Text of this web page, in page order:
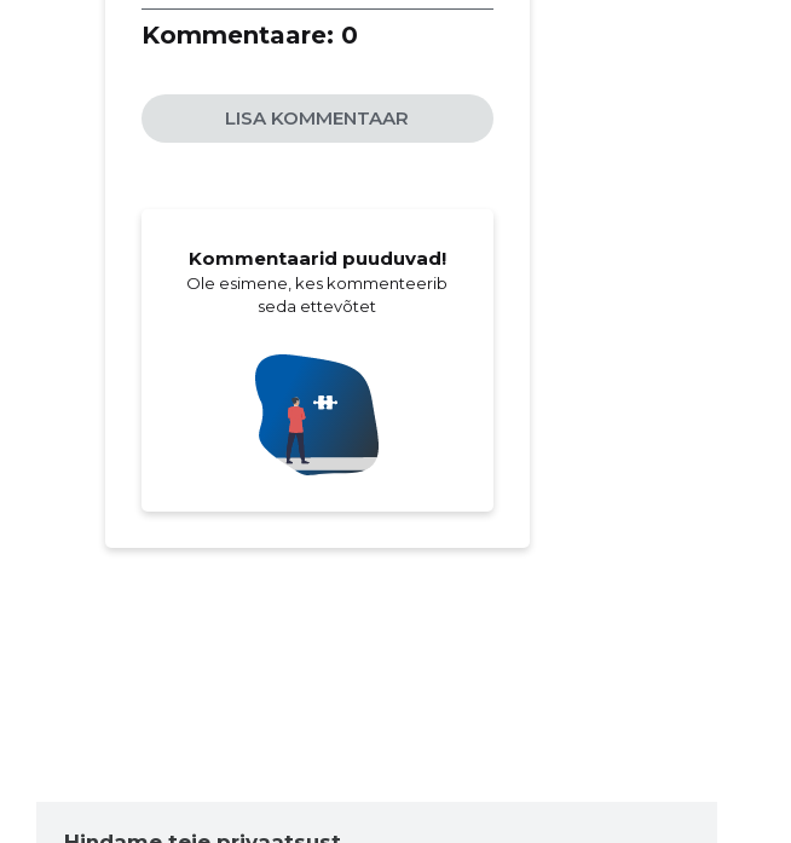
Kommentaare: 0
LISA KOMMENTAAR
Kommentaarid puuduvad!
Ole esimene, kes kommenteerib
seda ettevõtet